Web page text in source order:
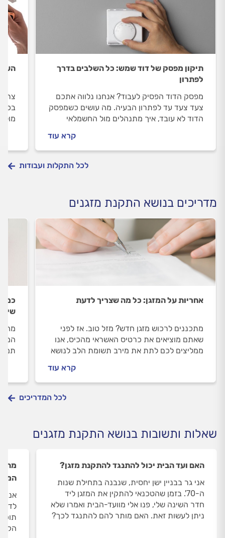
תיקון מפסק של דוד שמש: כל השלבים בדרך
לפתרון
מפסק הדוד הפסיק לעבוד? אנחנו נלווה אתכם
צעד צעד עד לפתרון הבעיה. מה עושים כשמפסק
הדוד לא עובד, איך מתנהלים מול החשמלאי
קרא עוד
בכל
מול
לכל התקלות ועבודות
מדריכים בנושא התקנת מזגנים
אחריות על המזגן: כל מה שצריך לדעת
מתכננים לרכוש מזגן חדש? מזל טוב. אז לפני
שאתם מוציאים את כרטיס האשראי מהכיס, אנו
ממליצים לכם לתת את מירב תשומת הלב לנושא
קרא עוד
כמה
לכל המדריכים
שאלות ותשובות בנושא התקנת מזגנים
האם ועד הבית יכול להתנגד להתקנת מזגן?
אני גר בבניין ישן יחסית, שנבנה בתחילת שנות
ה-70'. בזמן שהטכנאי להתקין את המזגן ליד
חדר השינה שלי, פנו אלי מוועד-הבית ואמרו שלא
ניתן לעשות זאת. האם מותר להם להתנגד לכך?
מה
אני